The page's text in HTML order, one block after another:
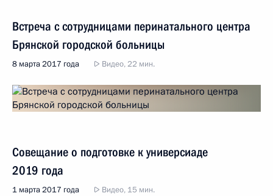
Встреча с сотрудницами перинатального центра
Брянской городской больницы
8 марта 2017 года Видео, 22 мин.
Совещание о подготовке к универсиаде
2019 года
1 марта 2017 года Видео, 15 мин.